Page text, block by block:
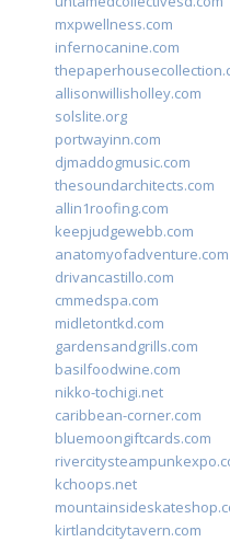
mxpwellness.com
infernocanine.com
allisonwillisholley.com
solslite.org
portwayinn.com
djmaddogmusic.com
thesoundarchitects.com
allin1roofing.com
keepjudgewebb.com
anatomyofadventure.com
drivancastillo.com
cmmedspa.com
midletontkd.com
gardensandgrills.com
basilfoodwine.com
nikko-tochigi.net
caribbean-corner.com
bluemoongiftcards.com
kchoops.net
kirtlandcitytavern.com